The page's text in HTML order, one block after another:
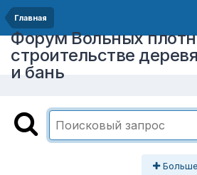
Главная
Форум Вольных
строительстве
и бань
Больше